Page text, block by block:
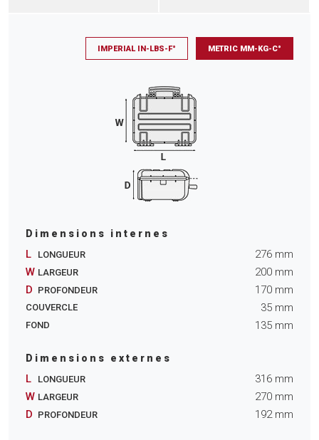
IMPERIAL IN-LBS-F° METRIC MM-KG-C°
Dimensions internes
L LONGUEUR 276 mm
W LARGEUR 200 mm
D PROFONDEUR 170 mm
COUVERCLE 35 mm
FOND 135 mm
Dimensions externes
L LONGUEUR 316 mm
W LARGEUR 270 mm
D PROFONDEUR 192mm